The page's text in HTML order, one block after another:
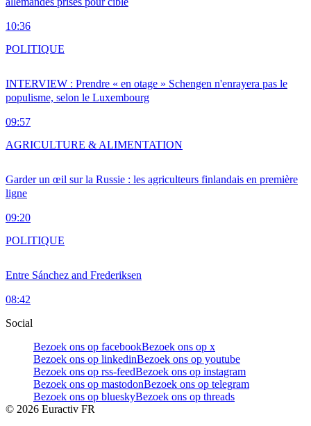
10:36
INTERVIEW : Prendre « en otage » Schengen n'enrayera pas le
populisme, selon le Luxembourg
09:57
POLITIQUE
Garder un œil sur la Russie : les agriculteurs finlandais en première
ligne
09:20
AGRICULTURE & ALIMENTATION
Entre Sánchez and Frederiksen
08:42
POLITIQUE
Social
Bezoek ons op facebookBezoek ons op x
Bezoek ons op linkedinBezoek ons op youtube
Bezoek ons op rss-feedBezoek ons op instagram
Bezoek ons op mastodonBezoek ons op telegram
Bezoek ons op blueskyBezoek ons op threads
© 2026 Euractiv FR